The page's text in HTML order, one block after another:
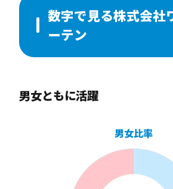
数字で見る株式会社
ーテン
男女ともに活躍
男女比率